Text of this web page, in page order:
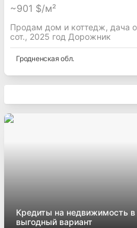
~901 $/м²
Продам дом и коттедж, дача
сот., 2025 год Дорожник
Гродненская обл.
Кредиты на недвижимость
выгодный вариант